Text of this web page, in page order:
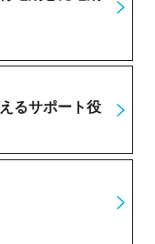
るサポート役